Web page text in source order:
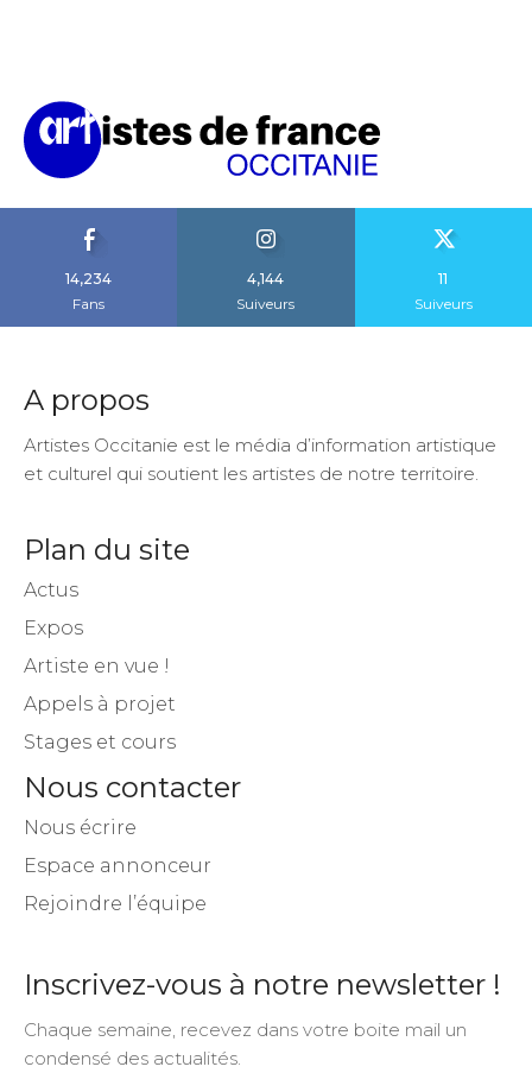
14,234
Fans
4,144
Suiveurs
11
Suiveurs
A propos
Artistes Occitanie est le média d’information artistique
et culturel qui soutient les artistes de notre territoire.
Plan du site
Actus
Expos
Artiste en vue !
Appels à projet
Stages et cours
Nous contacter
Nous écrire
Espace annonceur
Rejoindre l’équipe
Inscrivez-vous à notre newsletter !
Chaque semaine, recevez dans votre boite mail un
condensé des actualités.